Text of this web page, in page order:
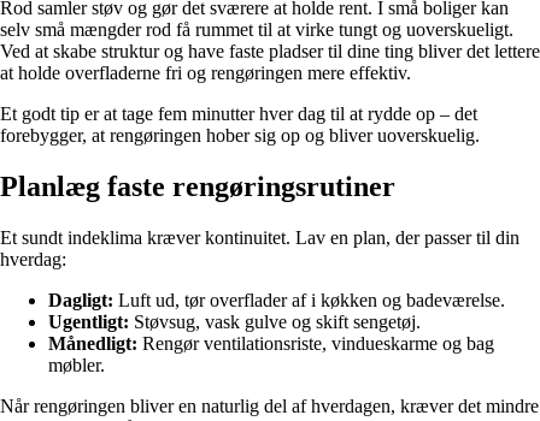
Rod samler støv og gør det sværere at holde rent. I små boliger kan
selv små mængder rod få rummet til at virke tungt og uoverskueligt.
Ved at skabe struktur og have faste pladser til dine ting bliver det lettere
at holde overfladerne fri og rengøringen mere effektiv.
Et godt tip er at tage fem minutter hver dag til at rydde op – det
forebygger, at rengøringen hober sig op og bliver uoverskuelig.
Planlæg faste rengøringsrutiner
Et sundt indeklima kræver kontinuitet. Lav en plan, der passer til din
hverdag:
Dagligt: Luft ud, tør overflader af i køkken og badeværelse.
Ugentligt: Støvsug, vask gulve og skift sengetøj.
Månedligt: Rengør ventilationsriste, vindueskarme og bag
møbler.
Når rengøringen bliver en naturlig del af hverdagen, kræver det mindre